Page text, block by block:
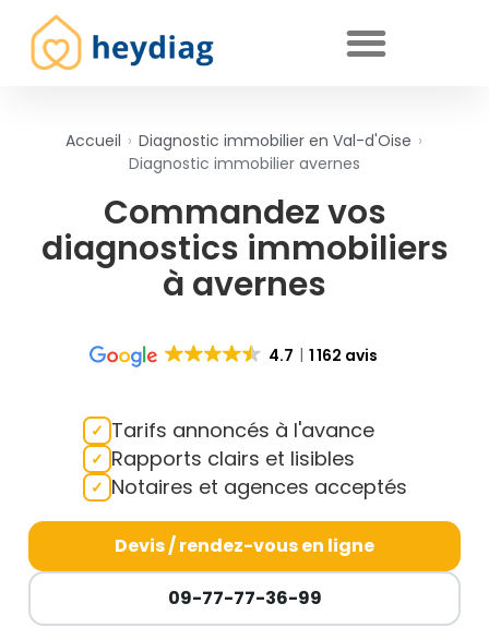
Accueil › Diagnostic immobilier en Val-d'Oise ›
Diagnostic immobilier avernes
Commandez vos
diagnostics immobiliers
à avernes
4.7 1 162 avis
Tarifs annoncés à l'avance
Rapports clairs et lisibles
Notaires et agences acceptés
Devis / rendez-vous en ligne
09-77-77-36-99